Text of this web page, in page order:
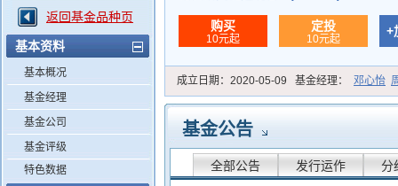
返回基金品种页
基本资料
基本概况
基金经理
基金公司
基金评级
特色数据
购买
10元起
定投
10元起
+
成立日期： 2020-05-09 基金经理： 邓心怡
基金公告
全部公告 发行运作 分